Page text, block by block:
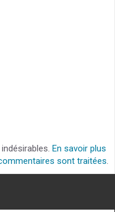
En savoir plus
sont traitées.